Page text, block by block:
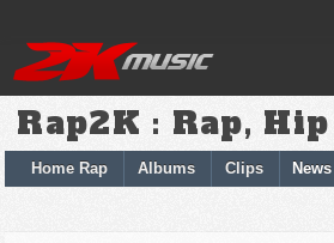
Rap2K : Rap,
Home Rap Albums Clips News